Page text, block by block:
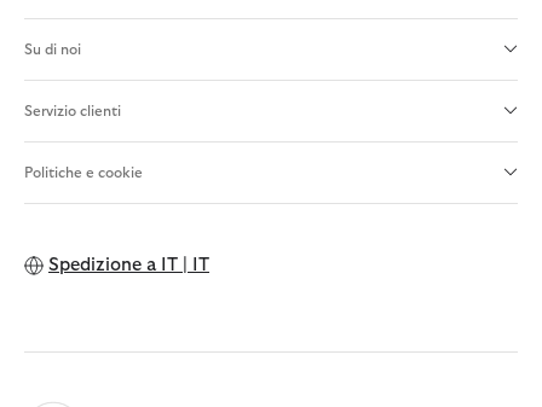
Su di noi
Servizio clienti
Politiche e cookie
Spedizione a IT | IT